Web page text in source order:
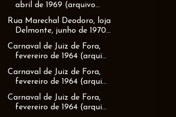
abril de 1969 (arquivo...
Rua Marechal Deodoro, loja
Delmonte, junho de 1970...
Carnaval de Juiz de Fora,
fevereiro de 1964 (arqui...
Carnaval de Juiz de Fora,
fevereiro de 1964 (arqui...
Carnaval de Juiz de Fora,
fevereiro de 1964 (arqui...